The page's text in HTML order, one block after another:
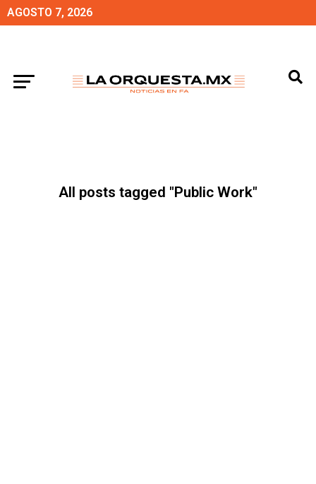
AGOSTO 7, 2026
All posts tagged "Public Work"